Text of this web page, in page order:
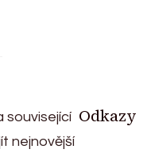
související
nejnovější
Odkazy